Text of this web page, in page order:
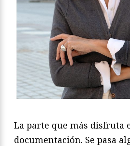
La parte que más disfruta
documentación. Se pasa